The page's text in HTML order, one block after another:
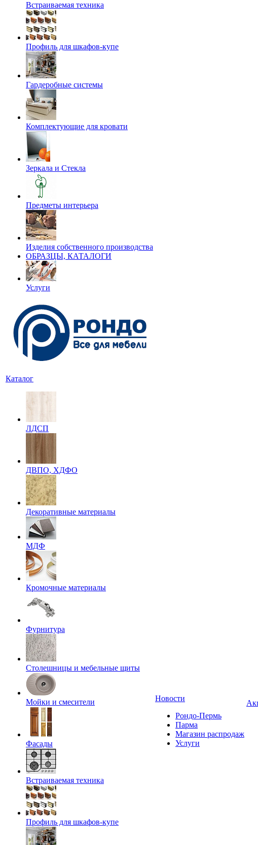
Встраиваемая техника
Профиль для шкафов-купе
Гардеробные системы
Комплектующие для кровати
Зеркала и Стекла
Предметы интерьера
Изделия собственного производства
ОБРАЗЦЫ, КАТАЛОГИ
Услуги
Каталог
ЛДСП
ДВПО, ХДФО
Декоративные материалы
МДФ
Кромочные материалы
Фурнитура
Столешницы и мебельные щиты
Мойки и смесители
Фасады
Встраиваемая техника
Профиль для шкафов-купе
Новости
Рондо-Пермь
Парма
Магазин распродаж
Услуги